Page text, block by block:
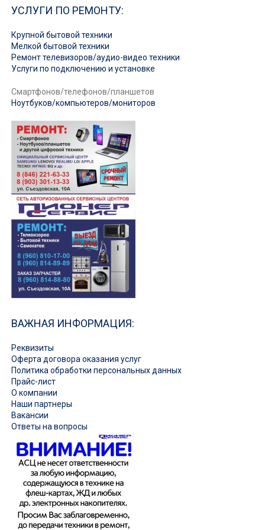
УСЛУГИ ПО РЕМОНТУ:
Крупной бытовой техники
Мелкой бытовой техники
Ремонт телевизоров/аудио-видео техники
Услуги по подключению и установке
Смартфонов/телефонов/планшетов
Ноутбуков/компьютеров/мониторов
ВАЖНАЯ ИНФОРМАЦИЯ:
Реквизиты
Оферта договора оказания услуг
Политика обработки персональных данных
Прайс-лист
О компании
Наши партнеры
Вакансии
Ответы на вопросы